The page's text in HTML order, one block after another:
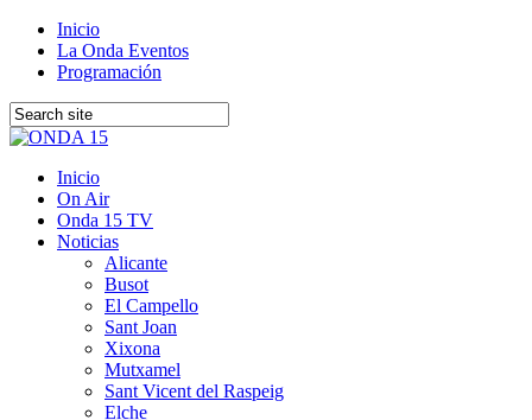
Inicio
La Onda Eventos
Programación
Inicio
On Air
Onda 15 TV
Noticias
Alicante
Busot
El Campello
Sant Joan
Xixona
Mutxamel
Sant Vicent del Raspeig
Elche